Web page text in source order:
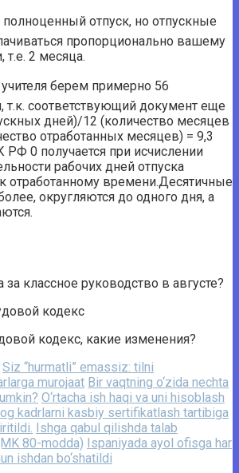
полноценный отпуск, но отпускные
пропорционально вашему
2 месяца.
учителя берем примерно 56
т.к. соответствующий документ еще
дней)/12 (количество месяцев
отработанных месяцев) = 9,3
РФ 0 получается при исчислении
рабочих дней отпуска
отработанному времени.Десятичные
округляются до одного дня, а
за классное руководство в августе?
кодекс
кодекс, какие изменения?
Siz “hurmatli” emassiz: tilni
murojaat Bir vaqtning o‘zida nechta
O‘rtacha ish haqi va uni hisoblash
kadrlarni kasbiy sertifikatlash tartibiga
Ishga qabul qilishda talab
80-modda) Ispaniyada ayol ofisga har
ishdan bo‘shatildi